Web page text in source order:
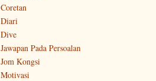
Coretan
Diari
Dive
Jawapan Pada Persoalan
Jom Kongsi
Motivasi